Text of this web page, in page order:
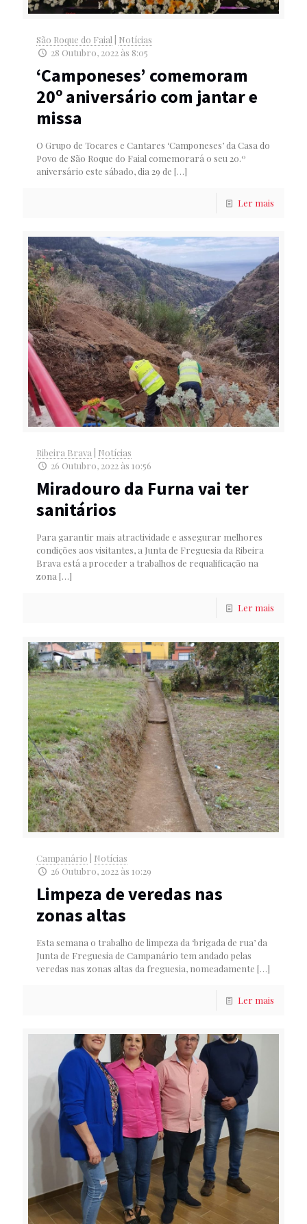
São Roque do Faial
Notícias
28 Outubro, 2022 às 8:05
‘Camponeses’ comemoram
20º aniversário com jantar e
missa
O Grupo de Tocares e Cantares ‘Camponeses’ da Casa do
Povo de São Roque do Faial comemorará o seu 20.º
aniversário este sábado, dia 29 de […]
Ler mais
Ribeira Brava
Notícias
26 Outubro, 2022 às 10:56
Miradouro da Furna vai ter
sanitários
Para garantir mais atractividade e assegurar melhores
condições aos visitantes, a Junta de Freguesia da Ribeira
Brava está a proceder a trabalhos de requalificação na
zona […]
Ler mais
Campanário
Notícias
26 Outubro, 2022 às 10:29
Limpeza de veredas nas
zonas altas
Esta semana o trabalho de limpeza da ‘brigada de rua’ da
Junta de Freguesia de Campanário tem andado pelas
veredas nas zonas altas da freguesia, nomeadamente […]
Ler mais